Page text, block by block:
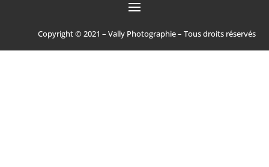
Copyright © 2021 – Vally Photographie – Tous droits réservés